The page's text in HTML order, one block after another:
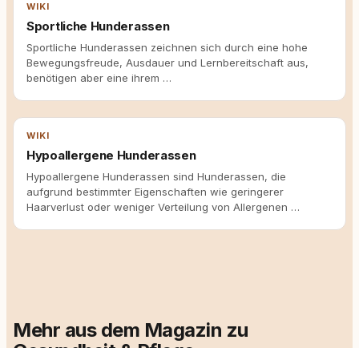
WIKI
Sportliche Hunderassen
Sportliche Hunderassen zeichnen sich durch eine hohe
Bewegungsfreude, Ausdauer und Lernbereitschaft aus,
benötigen aber eine ihrem …
WIKI
Hypoallergene Hunderassen
Hypoallergene Hunderassen sind Hunderassen, die
aufgrund bestimmter Eigenschaften wie geringerer
Haarverlust oder weniger Verteilung von Allergenen …
Mehr aus dem Magazin zu